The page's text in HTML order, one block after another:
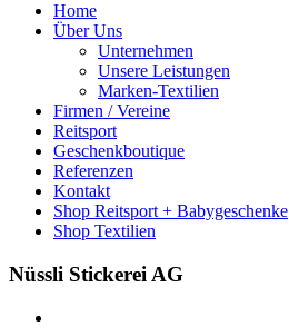
Home
Über Uns
Unternehmen
Unsere Leistungen
Marken-Textilien
Firmen / Vereine
Reitsport
Geschenkboutique
Referenzen
Kontakt
Shop Reitsport + Babygeschenke
Shop Textilien
Nüssli Stickerei AG